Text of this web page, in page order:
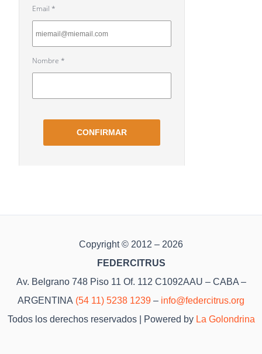
Copyright © 2012 – 2026
FEDERCITRUS
Av. Belgrano 748 Piso 11 Of. 112 C1092AAU – CABA –
ARGENTINA (54 11) 5238 1239 – info@federcitrus.org
Todos los derechos reservados | Powered by La Golondrina